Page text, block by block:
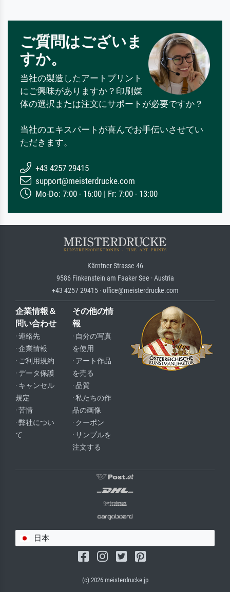
ご質問はございま
すか。
当社の製造したアートプリント
にご興味がありますか？印刷媒
体の選択または注文にサポートが必要ですか？
当社のエキスパートが喜んでお手伝いさせてい
ただきます。
+43 4257 29415
support@meisterdrucke.com
Mo-Do: 7:00 - 16:00 | Fr: 7:00 - 13:00
Kärntner Strasse 46
9586 Finkenstein am Faaker See · Austria
+43 4257 29415 · office@meisterdrucke.com
企業情報＆
問い合わせ
· 連絡先
· 企業情報
· ご利用規約
· データ保護
· キャンセル
規定
· 苦情
· 弊社につい
て
その他の情
報
· 自分の写真
を使用
· アート作品
を売る
· 品質
· 私たちの作
品の画像
· クーポン
· サンプルを
注文する
日本
(c) 2026 meisterdrucke.jp